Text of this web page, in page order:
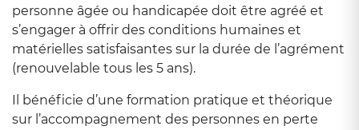
personne âgée ou handicapée doit être agréé et
s’engager à offrir des conditions humaines et
matérielles satisfaisantes sur la durée de l’agrément
(renouvelable tous les 5 ans).
Il bénéficie d’une formation pratique et théorique
sur l’accompagnement des personnes en perte